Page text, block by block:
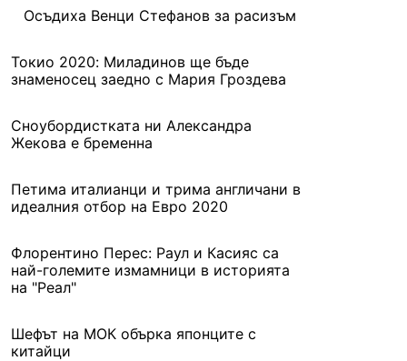
Осъдиха Венци Стефанов за расизъм
Токио 2020: Миладинов ще бъде
знаменосец заедно с Мария Гроздева
Сноубордистката ни Александра
Жекова е бременна
Петима италианци и трима англичани в
идеалния отбор на Евро 2020
Флорентино Перес: Раул и Касияс са
най-големите измамници в историята
на "Реал"
Шефът на МОК обърка японците с
китайци